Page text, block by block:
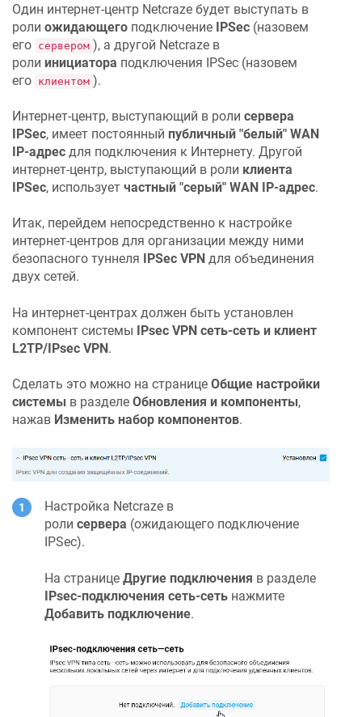
Один интернет-центр Netcraze будет выступать в
роли ожидающего подключение IPSec (назовем
его сервером ), а другой Netcraze в
роли инициатора подключения IPSec (назовем
его клиентом ).
Интернет-центр, выступающий в роли сервера
IPSec, имеет постоянный публичный "белый" WAN
IP-адрес для подключения к Интернету. Другой
интернет-центр, выступающий в роли клиента
IPSec, использует частный "серый" WAN IP-адрес.
Итак, перейдем непосредственно к настройке
интернет-центров для организации между ними
безопасного туннеля
IPSec VPN для объединения
двух сетей.
На интернет-центрах должен быть установлен
компонент системы IPsec VPN сеть-сеть и клиент
L2TP/IPsec VPN.
Сделать это можно на странице Общие настройки
системы в разделе Обновления и компоненты,
нажав Изменить набор компонентов.
Настройка Netcraze в
роли сервера (ожидающего подключение
IPSec).
На странице Другие подключения в разделе
IPsec-подключения сеть-сеть нажмите
Добавить подключение.